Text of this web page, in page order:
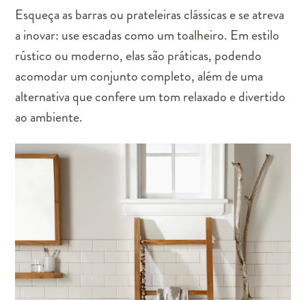
Esqueça as barras ou prateleiras clássicas e se atreva
a inovar: use escadas como um toalheiro. Em estilo
rústico ou moderno, elas são práticas, podendo
acomodar um conjunto completo, além de uma
alternativa que confere um tom relaxado e divertido
ao ambiente.